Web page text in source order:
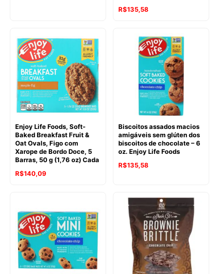
R$120,10.R$114,10.
O
R$151,62.
R$135,58
é:
R$135,58.
Enjoy Life Foods, Soft-
Baked Breakfast Fruit &
Oat Ovals, Figo com
Xarope de Bordo Doce, 5
Barras, 50 g (1,76 oz) Cada
R$140,09
Biscoitos assados macios
amigáveis sem glúten dos
biscoitos de chocolate – 6
oz. Enjoy Life Foods
O
era:
R$151,62.
R$135,58
R$135,58.